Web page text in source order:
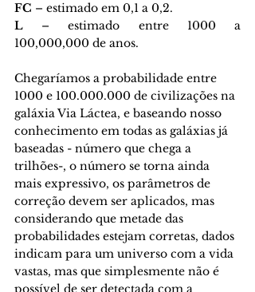
FC – estimado em 0,1 a 0,2.
L – estimado entre 1000 a
100,000,000 de anos.
Chegaríamos a probabilidade entre
1000 e 100.000.000 de civilizações na
galáxia Via Láctea, e baseando nosso
conhecimento em todas as galáxias já
baseadas - número que chega a
trilhões-, o número se torna ainda
mais expressivo, os parâmetros de
correção devem ser aplicados, mas
considerando que metade das
probabilidades estejam corretas, dados
indicam para um universo com a vida
vastas, mas que simplesmente não é
possível de ser detectada com a